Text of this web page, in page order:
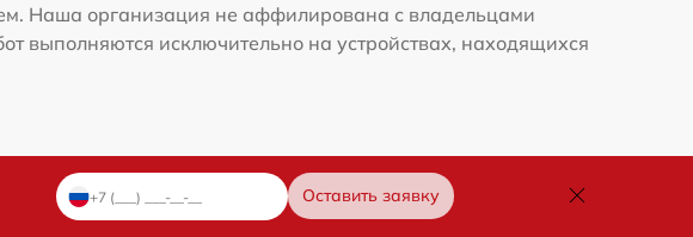
Наша организация не аффилирована с владельцами
выполняются исключительно на устройствах, находящихся
Оставить заявку